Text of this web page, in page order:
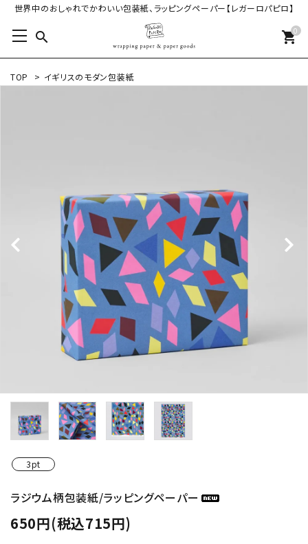
世界中のおしゃれでかわいい包装紙、ラッピングペーパー【レガーロパピロ】
search 0
shopping_cart
TOP > イギリスのモダン包装紙
3pt
ラジウム柄包装紙/ラッピングペーパー
650円(税込715円)